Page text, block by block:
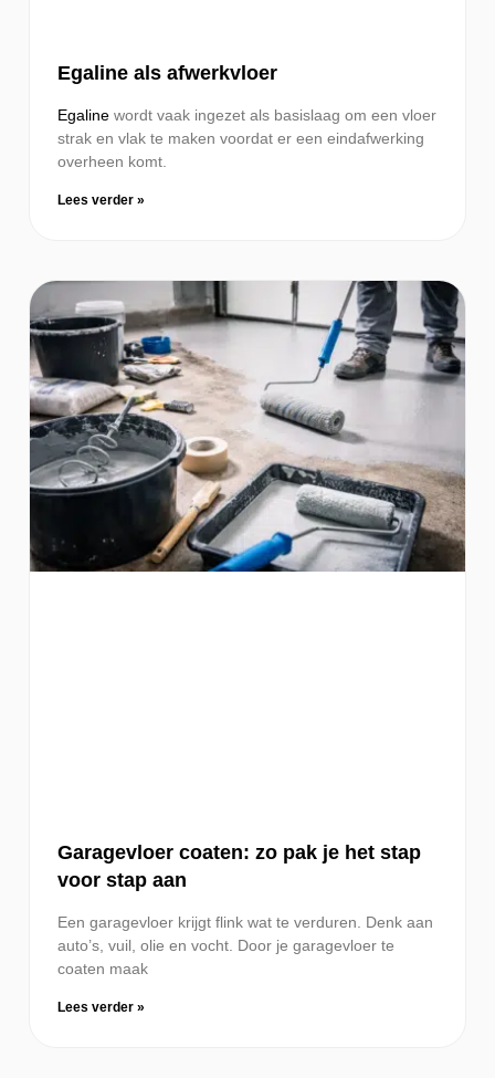
Egaline als afwerkvloer
Egaline wordt vaak ingezet als basislaag om een vloer
strak en vlak te maken voordat er een eindafwerking
overheen komt.
Lees verder »
Garagevloer coaten: zo pak je het stap
voor stap aan
Een garagevloer krijgt flink wat te verduren. Denk aan
auto’s, vuil, olie en vocht. Door je garagevloer te
coaten maak
Lees verder »